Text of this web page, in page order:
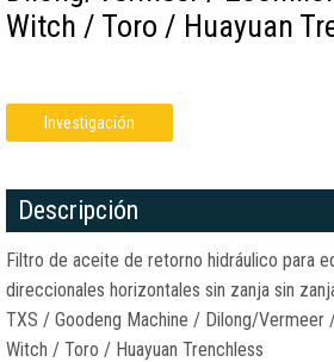
Witch / Toro / Huayuan
Investigación
Descripción
Filtro de aceite de retorno hidráulico para
direccionales horizontales sin zanja sin
TXS / Goodeng Machine / Dilong/
Witch / Toro / Huayuan Trenchless